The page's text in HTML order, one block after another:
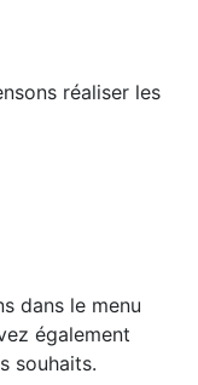
réaliser les
dans le menu
également
souhaits.